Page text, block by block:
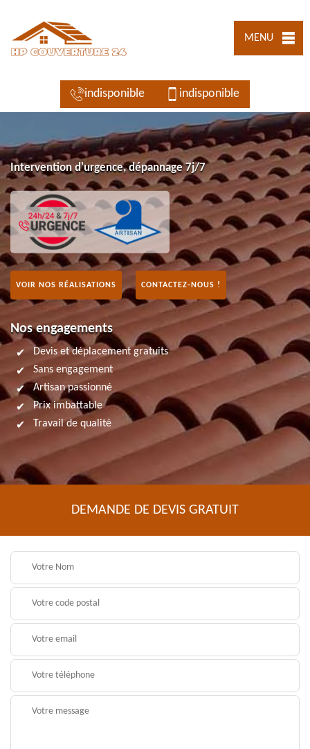
MENU
indisponible indisponible
Intervention d'urgence, dépannage 7j/7
VOIR NOS RÉALISATIONS CONTACTEZ-NOUS !
Nos engagements
Devis et déplacement gratuits
Sans engagement
Artisan passionné
Prix imbattable
Travail de qualité
DEMANDE DE DEVIS GRATUIT